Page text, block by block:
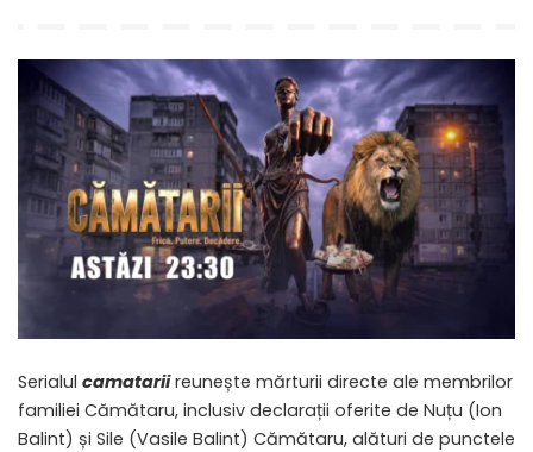
Serialul camatarii reunește mărturii directe ale membrilor
familiei Cămătaru, inclusiv declarații oferite de Nuțu (Ion
Balint) și Sile (Vasile Balint) Cămătaru, alături de punctele